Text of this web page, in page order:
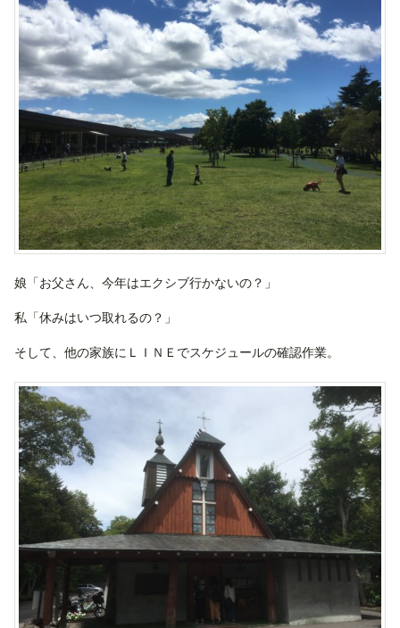
娘「お父さん、今年はエクシブ行かないの？」
私「休みはいつ取れるの？」
そして、他の家族にＬＩＮＥでスケジュールの確認作業。